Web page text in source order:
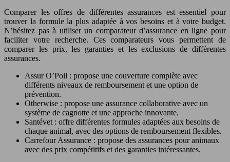
Comparer les offres de différentes assurances est essentiel pour
trouver la formule la plus adaptée à vos besoins et à votre budget.
N’hésitez pas à utiliser un comparateur d’assurance en ligne pour
faciliter votre recherche. Ces comparateurs vous permettent de
comparer les prix, les garanties et les exclusions de différentes
assurances.
Assur O’Poil : propose une couverture complète avec
différents niveaux de remboursement et une option de
prévention.
Otherwise : propose une assurance collaborative avec un
système de cagnotte et une approche innovante.
Santévet : offre différentes formules adaptées aux besoins de
chaque animal, avec des options de remboursement flexibles.
Carrefour Assurance : propose des assurances pour animaux
avec des prix compétitifs et des garanties intéressantes.